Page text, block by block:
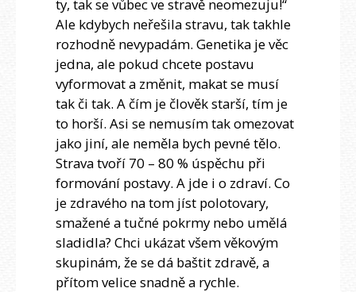
ty, tak se vůbec ve stravě neomezuju!“
Ale kdybych neřešila stravu, tak takhle
rozhodně nevypadám. Genetika je věc
jedna, ale pokud chcete postavu
vyformovat a změnit, makat se musí
tak či tak. A čím je člověk starší, tím je
to horší. Asi se nemusím tak omezovat
jako jiní, ale neměla bych pevné tělo.
Strava tvoří 70 – 80 % úspěchu při
formování postavy. A jde i o zdraví. Co
je zdravého na tom jíst polotovary,
smažené a tučné pokrmy nebo umělá
sladidla? Chci ukázat všem věkovým
skupinám, že se dá baštit zdravě, a
přítom velice snadně a rychle.